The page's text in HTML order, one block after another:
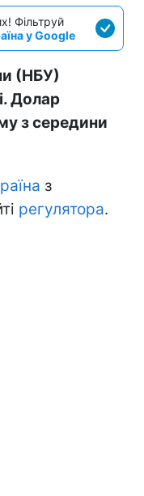
Фільтруй
у Google
(НБУ)
Долар
з середини
з
регулятора.